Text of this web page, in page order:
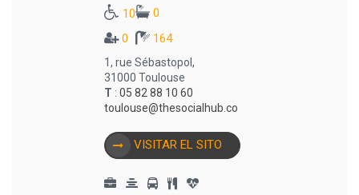
10
0
0
164
1, rue Sébastopol,
31000 Toulouse
T : 05 82 88 10 60
toulouse@thesocialhub.co
VISITAR EL SITO